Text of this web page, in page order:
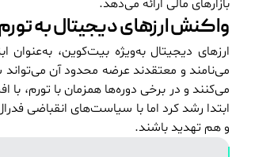
بازارهای مالی ارائه می‌دهد.
واکنش ارزهای دیجیتال به
ارزهای دیجیتال به‌ویژه بیت‌کوین، به‌عنوان
می‌نامند و معتقدند عرضه محدود آن
می‌کنند و در برخی دوره‌ها همزمان با تورم، با
ابتدا رشد کرد اما با سیاست‌های انقباضی
و هم تهدید باشند.